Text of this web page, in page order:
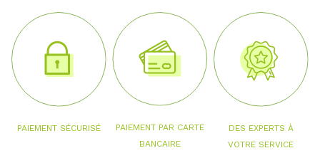
PAIEMENT SÉCURISÉ
PAIEMENT PAR CARTE
BANCAIRE
DES EXPERTS À
VOTRE SERVICE